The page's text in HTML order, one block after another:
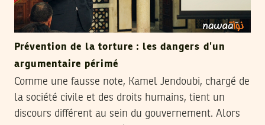
Prévention de la torture : les dangers d’un
argumentaire périmé
Comme une fausse note, Kamel Jendoubi, chargé de
la société civile et des droits humains, tient un
discours différent au sein du gouvernement. Alors